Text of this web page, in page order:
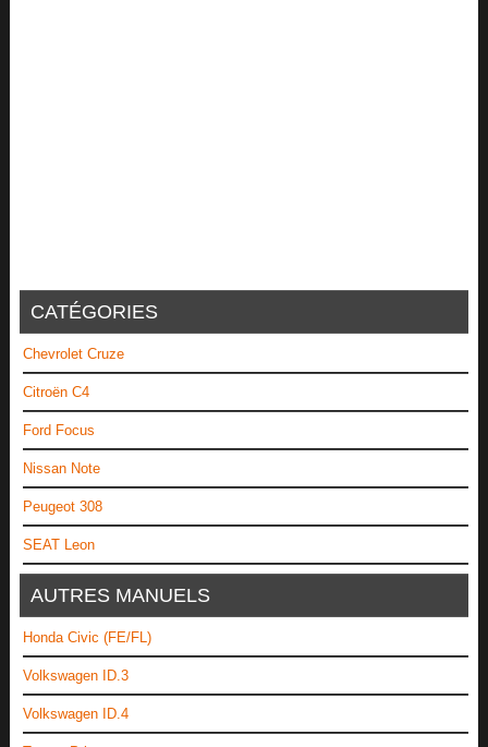
CATÉGORIES
Chevrolet Cruze
Citroën C4
Ford Focus
Nissan Note
Peugeot 308
SEAT Leon
AUTRES MANUELS
Honda Civic (FE/FL)
Volkswagen ID.3
Volkswagen ID.4